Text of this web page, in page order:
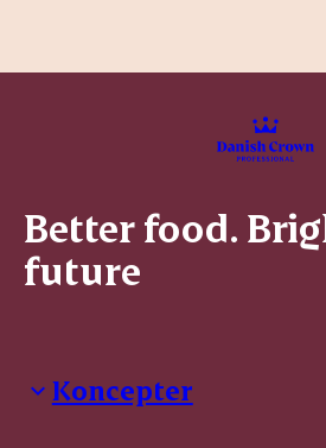
Better food.
future
Koncepter